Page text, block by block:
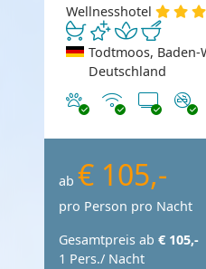
Wellnesshotel
Todtmoos,
Deutschland
Haustiere erlaubt
Internet
TV
ab € 105,-
pro Person pro Nacht
Gesamtpreis ab € 105,-
1 Pers./ Nacht